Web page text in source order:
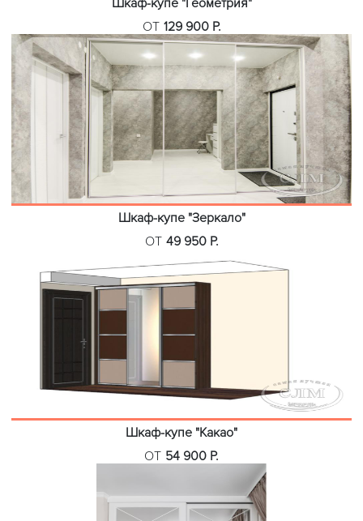
Шкаф-купе "Геометрия"
ОТ 129 900 Р.
Шкаф-купе "Зеркало"
ОТ 49 950 Р.
Шкаф-купе "Какао"
ОТ 54 900 Р.